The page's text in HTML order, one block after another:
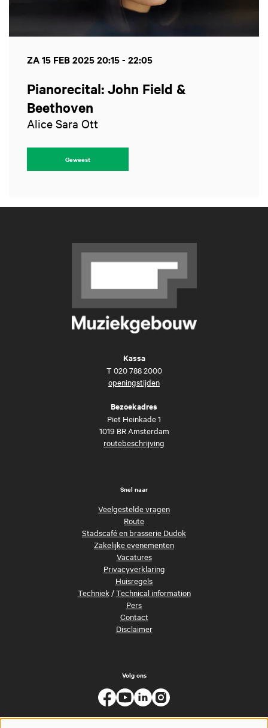
Pianorecital: John Field &
Beethoven
Alice Sara Ott
ZA 15 FEB 202520:15 - 22:05
Geweest
Kassa
T 020 788 2000
openingstijden
Bezoekadres
Piet Heinkade 1
1019 BR Amsterdam
routebeschrijving
Snel naar
Veelgestelde vragen
Route
Stadscafé en brasserie Dudok
Zakelijke evenementen
Vacatures
Privacyverklaring
Huisregels
Techniek/Technical information
Pers
Contact
Disclaimer
Volg ons